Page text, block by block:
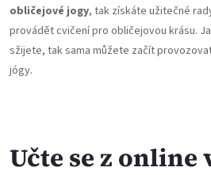
obličejové jogy, tak získáte užitečné
provádět cvičení pro obličejovou krásu.
sžijete, tak sama můžete začít
jógy.
Učte se z online